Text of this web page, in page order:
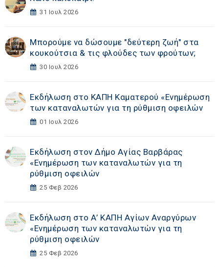
31 Ιουλ 2026
Μπορούμε να δώσουμε "δεύτερη ζωή" στα
κουκούτσια & τις φλούδες των φρούτων;
30 Ιουλ 2026
Εκδήλωση στο ΚΑΠΗ Καματερού «Eνημέρωση
των καταναλωτών για τη ρύθμιση οφειλών
01 Ιουλ 2026
Εκδήλωση στoν Δήμο Αγίας Βαρβάρας
«Eνημέρωση των καταναλωτών για τη
ρύθμιση οφειλών
25 Φεβ 2026
Εκδήλωση στο Α’ ΚΑΠΗ Αγίων Αναργύρων
«Eνημέρωση των καταναλωτών για τη
ρύθμιση οφειλών
25 Φεβ 2026